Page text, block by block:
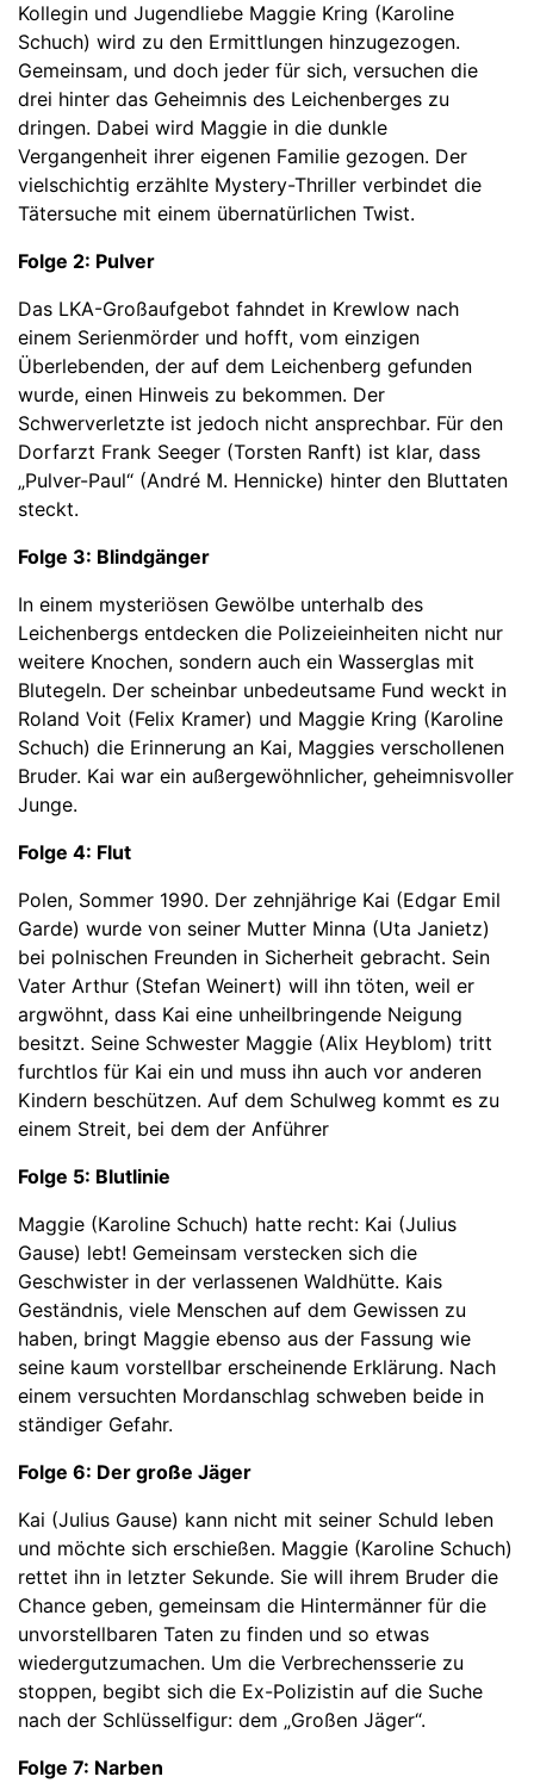
Kollegin und Jugendliebe Maggie Kring (Karoline
Schuch) wird zu den Ermittlungen hinzugezogen.
Gemeinsam, und doch jeder für sich, versuchen die
drei hinter das Geheimnis des Leichenberges zu
dringen. Dabei wird Maggie in die dunkle
Vergangenheit ihrer eigenen Familie gezogen. Der
vielschichtig erzählte Mystery-Thriller verbindet die
Tätersuche mit einem übernatürlichen Twist.
Folge 2: Pulver
Das LKA-Großaufgebot fahndet in Krewlow nach
einem Serienmörder und hofft, vom einzigen
Überlebenden, der auf dem Leichenberg gefunden
wurde, einen Hinweis zu bekommen. Der
Schwerverletzte ist jedoch nicht ansprechbar. Für den
Dorfarzt Frank Seeger (Torsten Ranft) ist klar, dass
„Pulver-Paul“ (André M. Hennicke) hinter den Bluttaten
steckt.
Folge 3: Blindgänger
In einem mysteriösen Gewölbe unterhalb des
Leichenbergs entdecken die Polizeieinheiten nicht nur
weitere Knochen, sondern auch ein Wasserglas mit
Blutegeln. Der scheinbar unbedeutsame Fund weckt in
Roland Voit (Felix Kramer) und Maggie Kring (Karoline
Schuch) die Erinnerung an Kai, Maggies verschollenen
Bruder. Kai war ein außergewöhnlicher, geheimnisvoller
Junge.
Folge 4: Flut
Polen, Sommer 1990. Der zehnjährige Kai (Edgar Emil
Garde) wurde von seiner Mutter Minna (Uta Janietz)
bei polnischen Freunden in Sicherheit gebracht. Sein
Vater Arthur (Stefan Weinert) will ihn töten, weil er
argwöhnt, dass Kai eine unheilbringende Neigung
besitzt. Seine Schwester Maggie (Alix Heyblom) tritt
furchtlos für Kai ein und muss ihn auch vor anderen
Kindern beschützen. Auf dem Schulweg kommt es zu
einem Streit, bei dem der Anführer
Folge 5: Blutlinie
Maggie (Karoline Schuch) hatte recht: Kai (Julius
Gause) lebt! Gemeinsam verstecken sich die
Geschwister in der verlassenen Waldhütte. Kais
Geständnis, viele Menschen auf dem Gewissen zu
haben, bringt Maggie ebenso aus der Fassung wie
seine kaum vorstellbar erscheinende Erklärung. Nach
einem versuchten Mordanschlag schweben beide in
ständiger Gefahr.
Folge 6: Der große Jäger
Kai (Julius Gause) kann nicht mit seiner Schuld leben
und möchte sich erschießen. Maggie (Karoline Schuch)
rettet ihn in letzter Sekunde. Sie will ihrem Bruder die
Chance geben, gemeinsam die Hintermänner für die
unvorstellbaren Taten zu finden und so etwas
wiedergutzumachen. Um die Verbrechensserie zu
stoppen, begibt sich die Ex-Polizistin auf die Suche
nach der Schlüsselfigur: dem „Großen Jäger“.
Folge 7: Narben